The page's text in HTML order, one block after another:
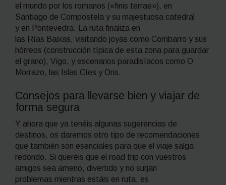
el mundo por los romanos («finis terrae»), en
Santiago de Compostela y su majestuosa catedral
y en Pontevedra. La ruta finaliza en
las Rías Baixas, visitando joyas como Combarro y sus
hórreos (construcción típica de esta zona para guardar
el grano), Vigo, y escenarios paradisíacos como O
Morrazo, las Islas Cíes y Ons.
Consejos para llevarse bien y viajar de
forma segura
Y ahora que ya tenéis algunas sugerencias de
destinos, os daremos otro tipo de recomendaciones
que también son esenciales para que el viaje salga
redondo. Si queréis que el road trip con vuestros
amigos sea ameno, divertido y no surjan
problemas mientras estáis en ruta, es